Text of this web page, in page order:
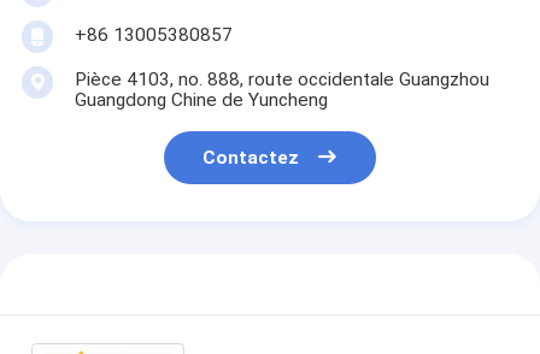
+86 13005380857
Pièce 4103, no. 888, route occidentale Guangzhou
Guangdong Chine de Yuncheng
Contactez